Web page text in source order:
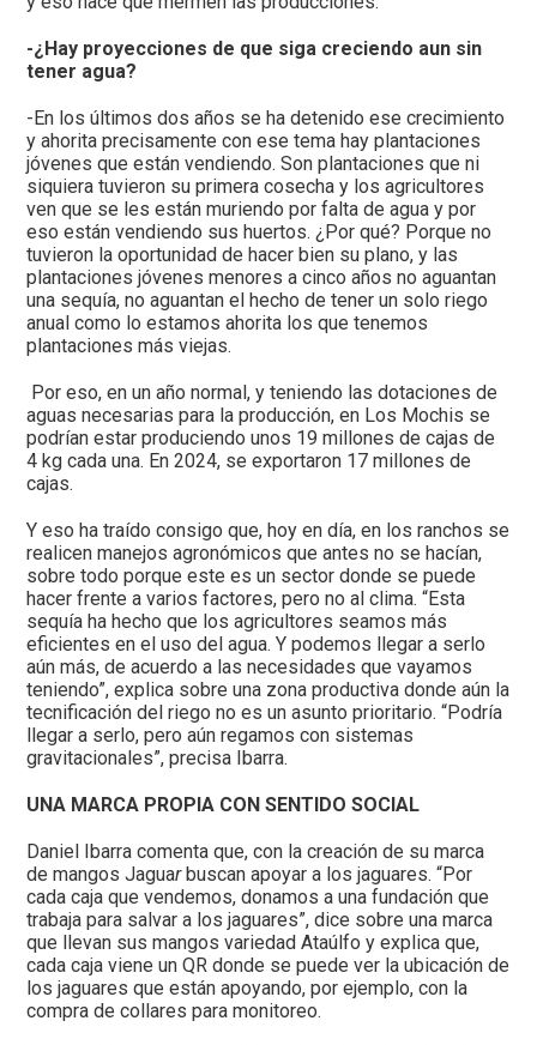
-¿Hay proyecciones de que siga creciendo aun sin
tener agua?
-En los últimos dos años se ha detenido ese crecimiento
y ahorita precisamente con ese tema hay plantaciones
jóvenes que están vendiendo. Son plantaciones que ni
siquiera tuvieron su primera cosecha y los agricultores
ven que se les están muriendo por falta de agua y por
eso están vendiendo sus huertos. ¿Por qué? Porque no
tuvieron la oportunidad de hacer bien su plano, y las
plantaciones jóvenes menores a cinco años no aguantan
una sequía, no aguantan el hecho de tener un solo riego
anual como lo estamos ahorita los que tenemos
plantaciones más viejas.
Por eso, en un año normal, y teniendo las dotaciones de
aguas necesarias para la producción, en Los Mochis se
podrían estar produciendo unos 19 millones de cajas de
4 kg cada una. En 2024, se exportaron 17 millones de
cajas.
Y eso ha traído consigo que, hoy en día, en los ranchos se
realicen manejos agronómicos que antes no se hacían,
sobre todo porque este es un sector donde se puede
hacer frente a varios factores, pero no al clima. “Esta
sequía ha hecho que los agricultores seamos más
eficientes en el uso del agua. Y podemos llegar a serlo
aún más, de acuerdo a las necesidades que vayamos
teniendo”, explica sobre una zona productiva donde aún la
tecnificación del riego no es un asunto prioritario. “Podría
llegar a serlo, pero aún regamos con sistemas
gravitacionales”, precisa Ibarra.
UNA MARCA PROPIA CON SENTIDO SOCIAL
Daniel Ibarra comenta que, con la creación de su marca
de mangos Jaguarbuscan apoyar a los jaguares. “Por
cada caja que vendemos, donamos a una fundación que
trabaja para salvar a los jaguares”, dice sobre una marca
que llevan sus mangos variedad Ataúlfo y explica que,
cada caja viene un QR donde se puede ver la ubicación de
los jaguares que están apoyando, por ejemplo, con la
compra de collares para monitoreo.